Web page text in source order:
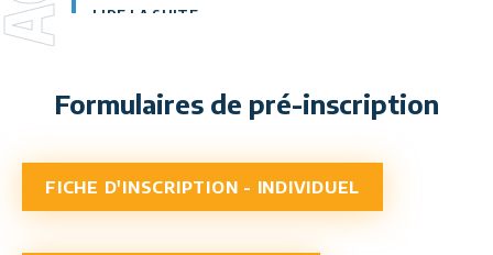
LIRE LA SUITE
Formulaires de pré-inscription
FICHE D'INSCRIPTION - INDIVIDUEL